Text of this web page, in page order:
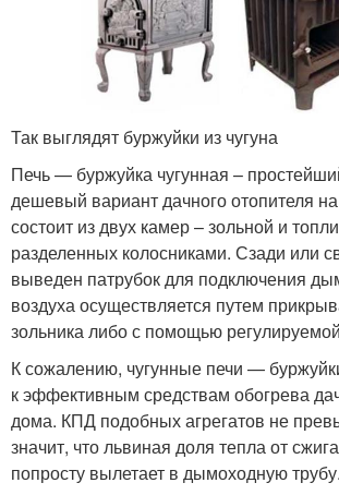
Так выглядят буржуйки из чугуна
Печь — буржуйка чугунная –
дешевый вариант дачного отопителя
состоит из двух камер – зольной и
разделенных колосниками. Сзади или
выведен патрубок для подключения
воздуха осуществляется путем
зольника либо с помощью
К сожалению, чугунные печи —
к эффективным средствам обогрева
дома. КПД подобных агрегатов не
значит, что львиная доля тепла от
попросту вылетает в дымоходную трубу.